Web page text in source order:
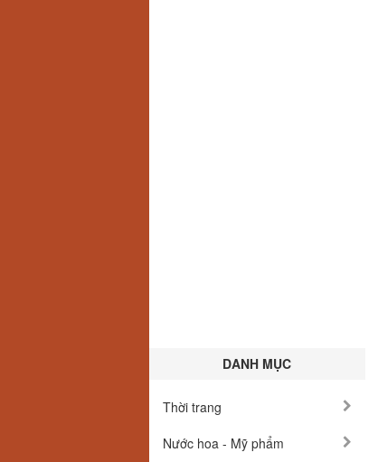
DANH MỤC
Thời trang
Nước hoa - Mỹ phẩm